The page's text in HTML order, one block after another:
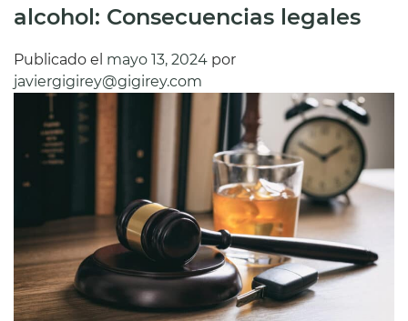
alcohol: Consecuencias legales
Publicado el mayo 13, 2024 por
javiergigirey@gigirey.com